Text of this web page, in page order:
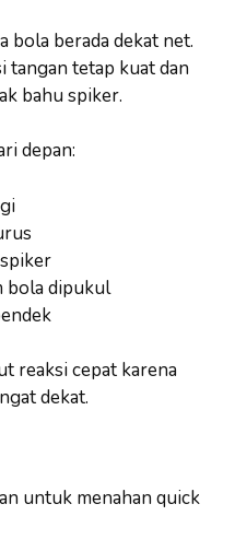
bola berada dekat net.
tangan tetap kuat dan
bahu spiker.
depan:
bola dipukul
reaksi cepat karena
dekat.
untuk menahan quick